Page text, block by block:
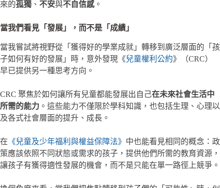
來的孤獨 、 不安與不自信感。
當我們看見「發展」，而不是「成績」
當我嘗試將視野從「獲得好的學業成就」轉移到廣泛層面的「孩
子如何有好的發展」時，意外發現《兒童權利公約》（CRC）
早已提供另一種思考方向。
CRC 聚焦於如何讓所有兒童都能發展出自己在未來社會生活中
所需的能力 。這些能力不僅限於學科知識，也包括生理、心理以
及各式社會層面的提升、成長。
在 《兒童及少年福利與權益保障法》 中也能看見相同的概念：政
策應該依照不同狀態或需求的孩子，提供他們所需的教育資源，
讓孩子有獲得適性發展的機會，而不是只能在單一路徑上競爭。